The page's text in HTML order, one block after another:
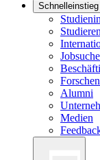
Alumni
Medien